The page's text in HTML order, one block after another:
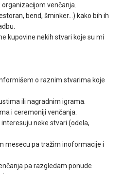
venčanja.
bend, šminker...) kako bih ih
kupovine nekih stvari koje su mi
o raznim stvarima koje
ili nagradnim igrama.
i ceremoniji venčanja.
neke stvari (odela,
mesecu pa tražim inoformacije i
pa razgledam ponude